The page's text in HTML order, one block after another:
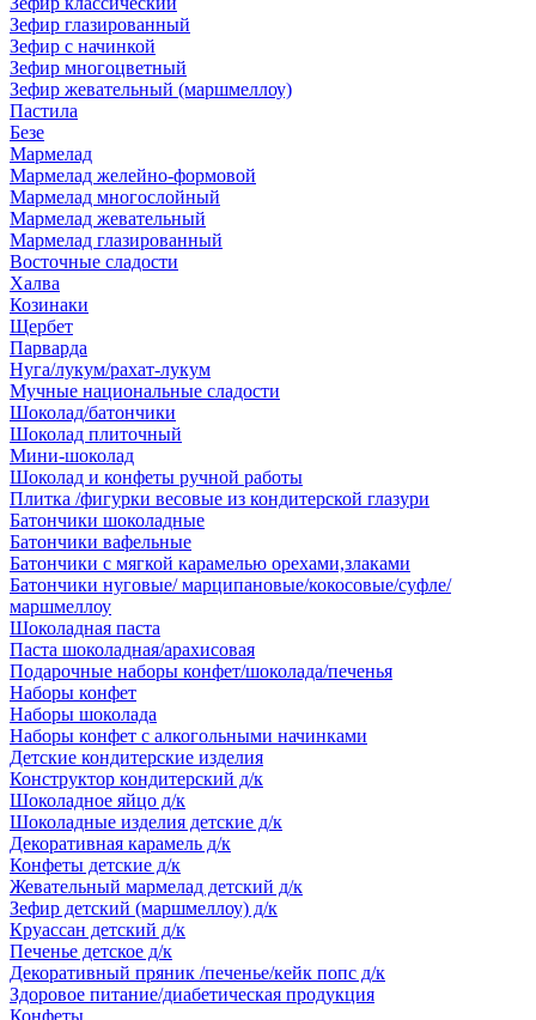
Зефир глазированный
Зефир с начинкой
Зефир многоцветный
Зефир жевательный (маршмеллоу)
Пастила
Безе
Мармелад
Мармелад желейно-формовой
Мармелад многослойный
Мармелад жевательный
Мармелад глазированный
Восточные сладости
Халва
Козинаки
Щербет
Парварда
Нуга/лукум/рахат-лукум
Мучные национальные сладости
Шоколад/батончики
Шоколад плиточный
Мини-шоколад
Шоколад и конфеты ручной работы
Плитка /фигурки весовые из кондитерской глазури
Батончики шоколадные
Батончики вафельные
Батончики с мягкой карамелью орехами,злаками
Батончики нуговые/ марципановые/кокосовые/суфле/
маршмеллоу
Шоколадная паста
Паста шоколадная/арахисовая
Подарочные наборы конфет/шоколада/печенья
Наборы конфет
Наборы шоколада
Наборы конфет с алкогольными начинками
Детские кондитерские изделия
Конструктор кондитерский д/к
Шоколадное яйцо д/к
Шоколадные изделия детские д/к
Декоративная карамель д/к
Конфеты детские д/к
Жевательный мармелад детский д/к
Зефир детский (маршмеллоу) д/к
Круассан детский д/к
Печенье детское д/к
Декоративный пряник /печенье/кейк попс д/к
Здоровое питание/диабетическая продукция
Конфеты